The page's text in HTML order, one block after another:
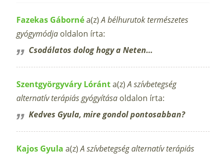
Fazekas Gábornéa(z)A bélhurutok természetes
gyógymódja oldalon írta:
Csodálatos dolog hogy a Neten…
Szentgyörgyváry Lóránta(z)A szívbetegség
alternatív terápiás gyógyítása oldalon írta:
Kedves Gyula, mire gondol pontosabban?
Kajos Gyula a(z)A szívbetegség alternatív terápiás